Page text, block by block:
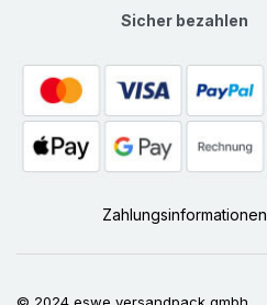
Sicher bezahlen
Zahlungsinformationen